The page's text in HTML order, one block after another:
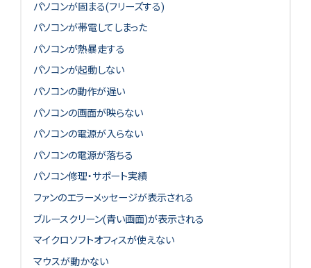
パソコンが固まる(フリーズする)
パソコンが帯電してしまった
パソコンが熱暴走する
パソコンが起動しない
パソコンの動作が遅い
パソコンの画面が映らない
パソコンの電源が入らない
パソコンの電源が落ちる
パソコン修理・サポート実績
ファンのエラーメッセージが表示される
ブルースクリーン(青い画面)が表示される
マイクロソフトオフィスが使えない
マウスが動かない